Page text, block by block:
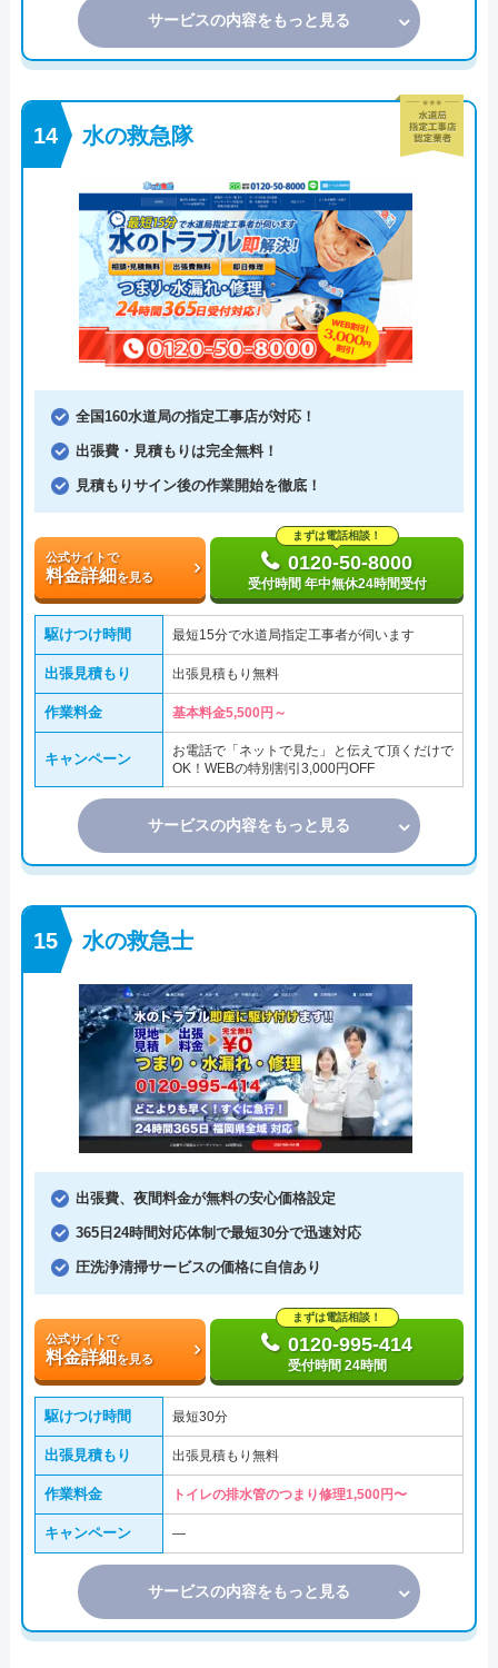
サービスの内容をもっと見る
水の救急隊
全国160水道局の指定工事店が対応！
出張費・見積もりは完全無料！
見積もりサイン後の作業開始を徹底！
公式サイトで
料金詳細を見る
まずは電話相談！
0120-50-8000
受付時間 年中無休24時間受付
駆けつけ時間 最短15分で水道局指定工事者が伺います
出張見積もり 出張見積もり無料
作業料金 基本料金5,500円～
キャンペーン
お電話で「ネットで見た」と伝えて頂くだけで
OK！WEBの特別割引3,000円OFF
サービスの内容をもっと見る
水の救急士
出張費、夜間料金が無料の安心価格設定
365日24時間対応体制で最短30分で迅速対応
圧洗浄清掃サービスの価格に自信あり
公式サイトで
料金詳細を見る
まずは電話相談！
0120-995-414
受付時間 24時間
駆けつけ時間 最短30分
出張見積もり 出張見積もり無料
作業料金 トイレの排水管のつまり修理1,500円〜
キャンペーン ―
サービスの内容をもっと見る